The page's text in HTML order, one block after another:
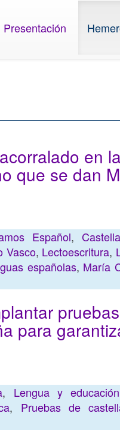
Presentación
en
que se dan
Español,
Vasco, Lectoescritura,
españolas, María
para
, Lengua y educación
, Pruebas de